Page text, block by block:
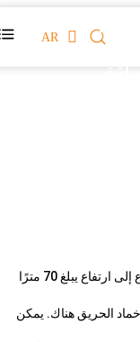
AR
في الوقت الحالي، يمكن لارتفاع سلم التدرج الارتفاع إلى ارتفاع يبلغ 70 مترًا
الحريق هناك. يمكن